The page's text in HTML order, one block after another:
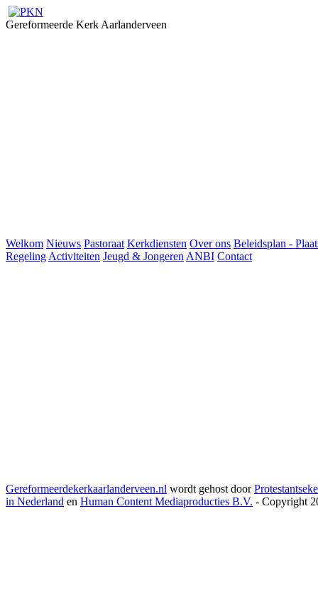
Gereformeerde Kerk Aarlanderveen
Welkom Nieuws Pastoraat Kerkdiensten Over ons Beleidsplan -
Regeling Activiteiten Jeugd & Jongeren ANBI Contact
Gereformeerdekerkaarlanderveen.nl wordt gehost door
in Nederland en Human Content Mediaproducties B.V. - Copyright